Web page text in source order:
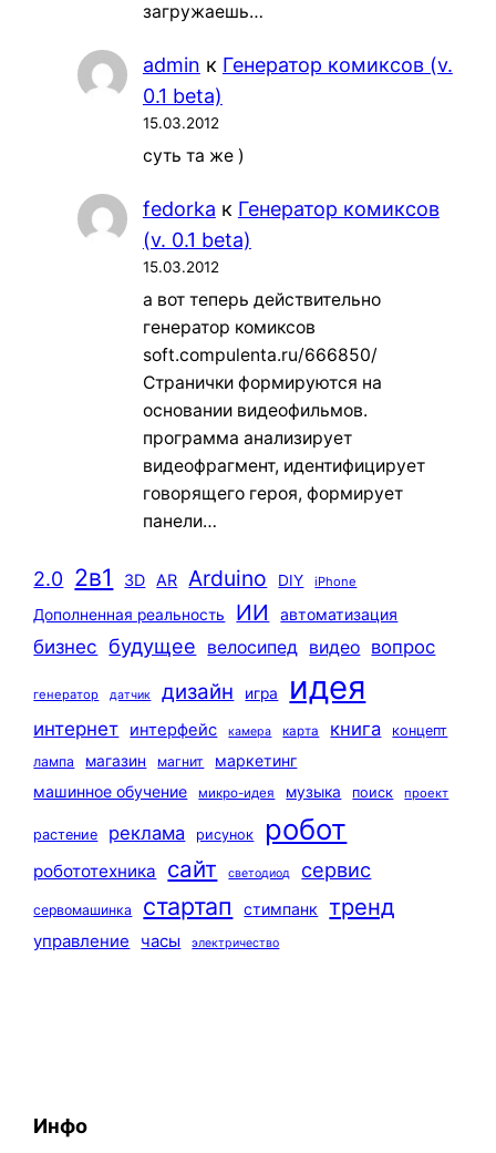
загружаешь…
admin к Генератор комиксов (v.
0.1 beta)
15.03.2012
суть та же )
fedorka к Генератор комиксов
(v. 0.1 beta)
15.03.2012
а вот теперь действительно
генератор комиксов
soft.compulenta.ru/666850/
Странички формируются на
основании видеофильмов.
программа анализирует
видеофрагмент, идентифицирует
говорящего героя, формирует
панели…
2.0 2в1 3D AR Arduino DIY iPhone
Дополненная реальность ИИ автоматизация
бизнес будущее велосипед видео вопрос
генератор датчик дизайн игра идея
интернет интерфейс камера карта книга
концепт
лампа
магазин магнит
маркетинг
машинное обучение
микро-идея музыка поиск проект
растение реклама рисунок робот
робототехника сайт светодиод сервис
сервомашинка стартап стимпанк тренд
управление часы электричество
Инфо